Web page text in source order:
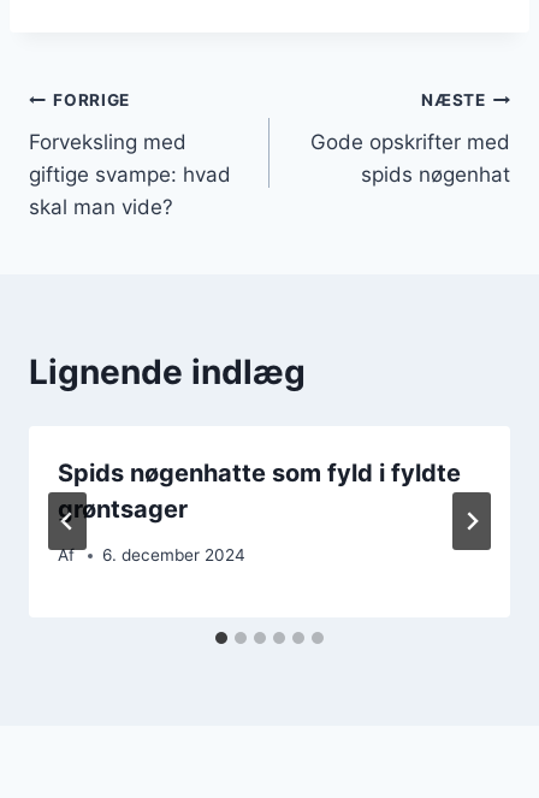
Indlægsnavigation
FORRIGE
Forveksling med
giftige svampe: hvad
skal man vide?
NÆSTE
Gode opskrifter med
spids nøgenhat
Lignende indlæg
Spids nøgenhatte som fyld i fyldte
grøntsager
Af 6. december 2024